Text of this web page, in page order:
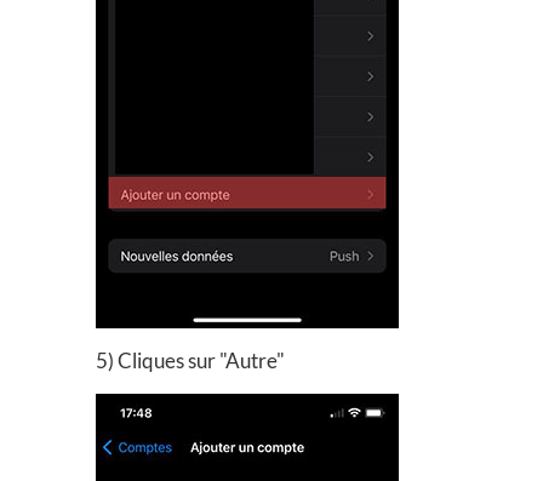
5) Cliques sur "Autre"